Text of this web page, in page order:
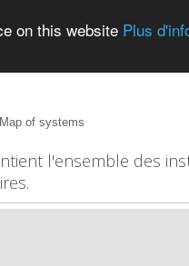
on this website Plus
Map of systems
l'ensemble des